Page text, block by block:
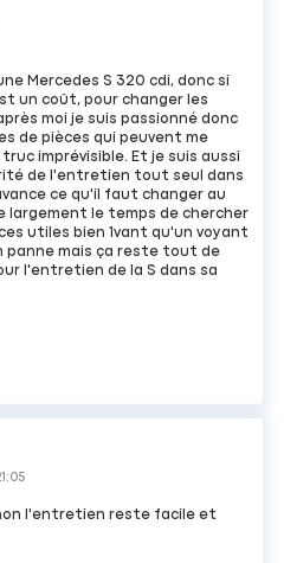
Mercedes S 320 cdi, donc si
un coût, pour changer les
moi je suis passionné donc
de pièces qui peuvent me
imprévisible. Et je suis aussi
de l'entretien tout seul dans
ce qu'il faut changer au
largement le temps de chercher
utiles bien 1vant qu'un voyant
panne mais ça reste tout de
l'entretien de la S dans sa
l'entretien reste facile et